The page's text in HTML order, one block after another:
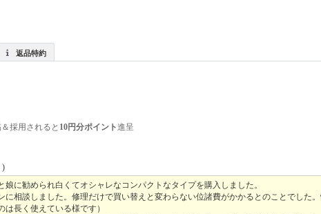
返品特約
採用されると 10円分ポイント進呈
)
に勧められ白くてオシャレなコンパクトなタイプを購入しました。
相談しました。修理だけで買い替えと変わらない位諸費がかかるとのことでした。
長く使えている様です）